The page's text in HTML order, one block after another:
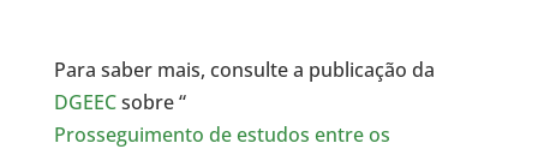
Para saber mais, consulte a publicação da
DGEECsobre “
Prosseguimento de estudos entre os